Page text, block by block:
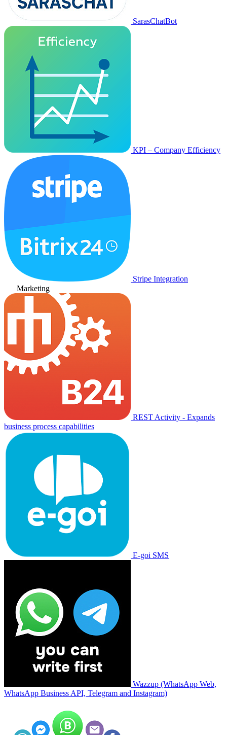
SarasChatBot
KPI – Company Efficiency
Stripe Integration
Marketing
REST Activity - Expands
business process capabilities
E-goi SMS
Wazzup (WhatsApp Web,
WhatsApp Business API, Telegram and Instagram)